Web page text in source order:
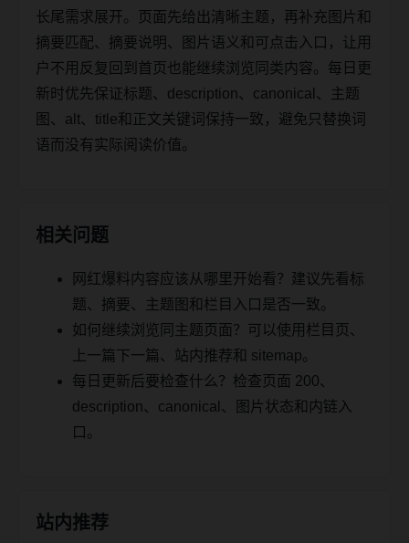
长尾需求展开。页面先给出清晰主题，再补充图片和
摘要匹配、摘要说明、图片语义和可点击入口，让用
户不用反复回到首页也能继续浏览同类内容。每日更
新时优先保证标题、description、canonical、主题
图、alt、title和正文关键词保持一致，避免只替换词
语而没有实际阅读价值。
相关问题
网红爆料内容应该从哪里开始看？建议先看标
题、摘要、主题图和栏目入口是否一致。
如何继续浏览同主题页面？可以使用栏目页、
上一篇下一篇、站内推荐和 sitemap。
每日更新后要检查什么？检查页面 200、
description、canonical、图片状态和内链入
口。
站内推荐